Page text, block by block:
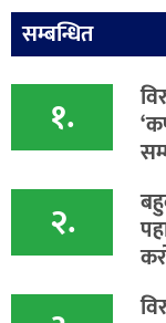
सम्बन्धित
१.
२.